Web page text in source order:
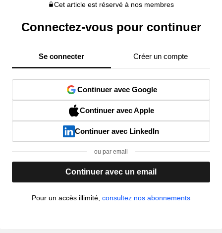
Cet article est réservé à nos membres
Connectez-vous pour continuer
Se connecter Créer un compte
Continuer avec Google
Continuer avec Apple
Continuer avec LinkedIn
ou par email
Continuer avec un email
Pour un accès illimité, consultez nos abonnements